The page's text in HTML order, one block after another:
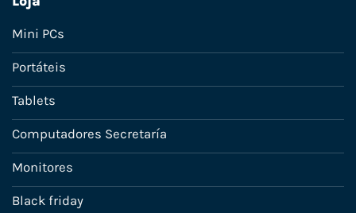
Mini PCs
Portáteis
Tablets
Computadores Secretaría
Monitores
Black friday